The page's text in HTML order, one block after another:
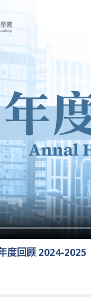
度回顾 2024-2025